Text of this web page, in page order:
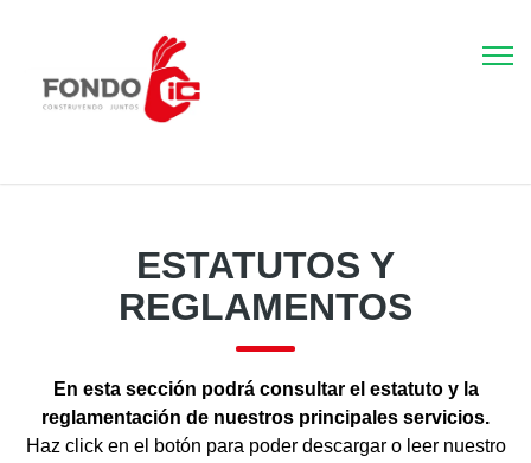
ESTATUTOS Y
REGLAMENTOS
En esta sección podrá consultar el estatuto y la
reglamentación de nuestros principales servicios.
Haz click en el botón para poder descargar o leer nuestro